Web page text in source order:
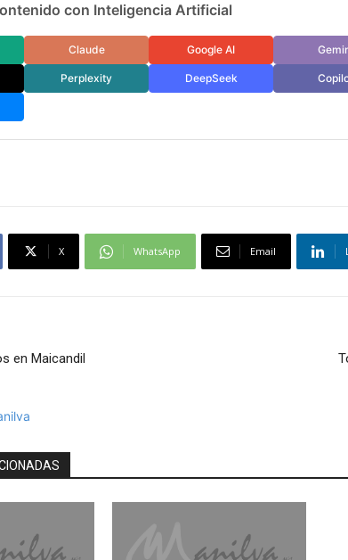
con Inteligencia Artificial
Claude Google AI
Perplexity DeepSeek
X WhatsApp Email
en Maicandil